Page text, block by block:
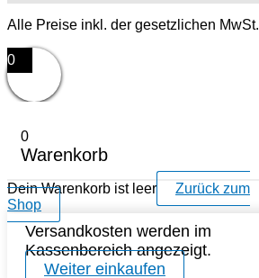
Alle Preise inkl. der gesetzlichen MwSt.
0
0
Warenkorb
Dein Warenkorb ist leer
Zurück zum
Shop
Versandkosten werden im
Kassenbereich angezeigt.
Weiter einkaufen